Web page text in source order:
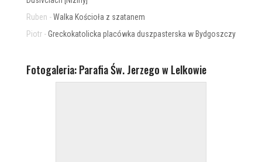
Ruben -Walka Kościoła z szatanem
Piotr-Greckokatolicka placówka duszpasterska w Bydgoszczy
Fotogaleria: Parafia Św. Jerzego w Lelkowie